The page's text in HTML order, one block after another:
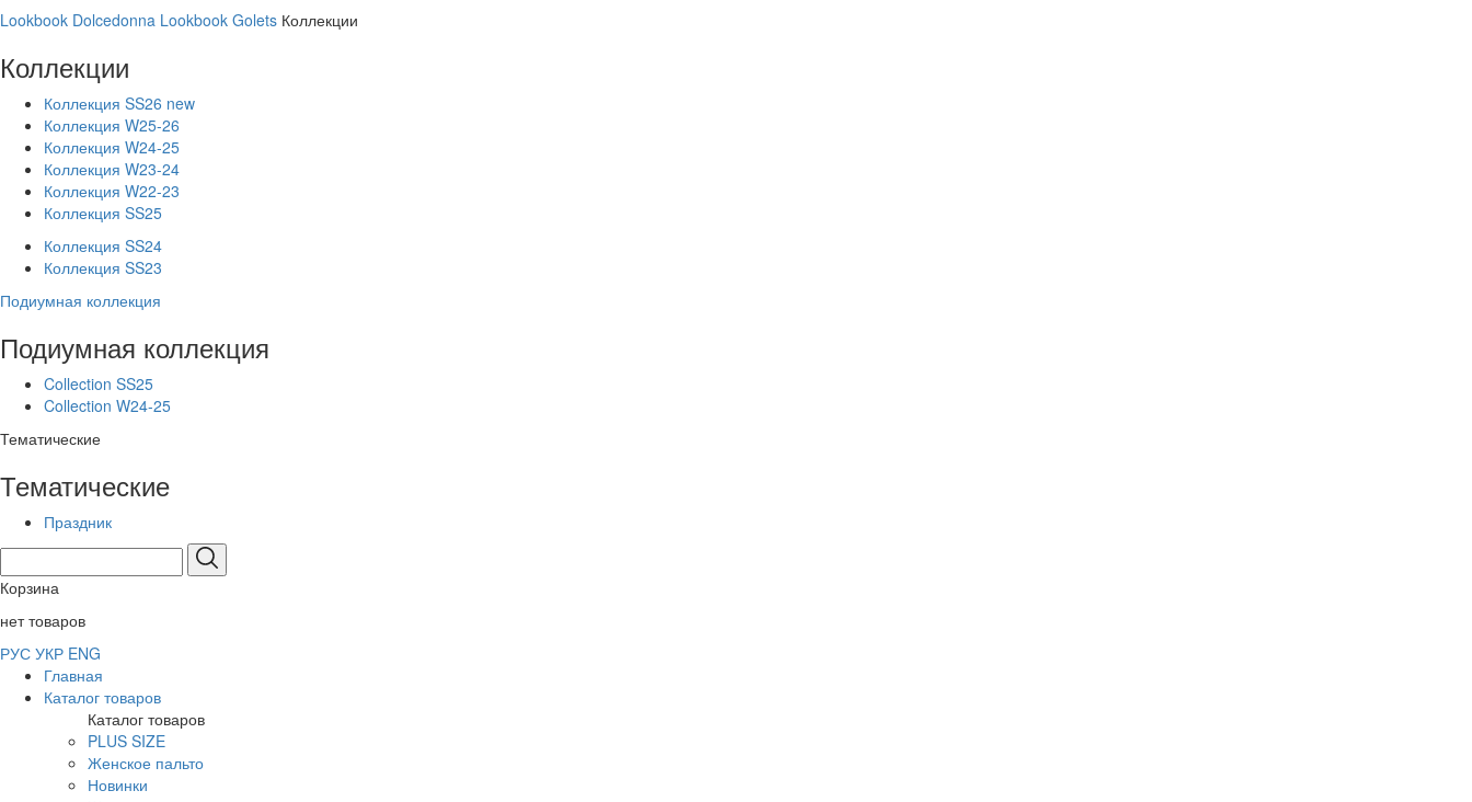
Lookbook Dolcedonna Lookbook Golets Коллекции
Коллекции
Коллекция SS26 new
Коллекция W25-26
Коллекция W24-25
Коллекция W23-24
Коллекция W22-23
Коллекция SS25
Коллекция SS24
Коллекция SS23
Подиумная коллекция
Подиумная коллекция
Collection SS25
Collection W24-25
Тематические
Тематические
Праздник
Корзина
нет товаров
РУС УКР ENG
Главная
Каталог товаров
Каталог товаров
PLUS SIZE
Женское пальто
Новинки